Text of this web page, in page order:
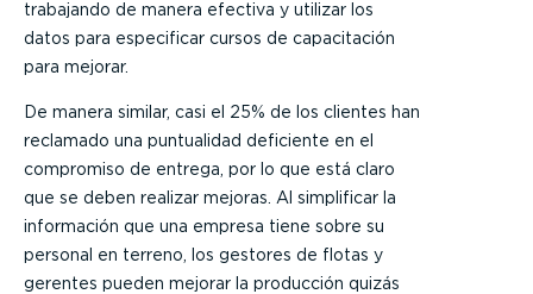
trabajando de manera efectiva y utilizar los
datos para especificar cursos de capacitación
para mejorar.
De manera similar, casi el 25% de los clientes han
reclamado una puntualidad deficiente en el
compromiso de entrega, por lo que está claro
que se deben realizar mejoras. Al simplificar la
información que una empresa tiene sobre su
personal en terreno, los gestores de flotas y
gerentes pueden mejorar la producción quizás